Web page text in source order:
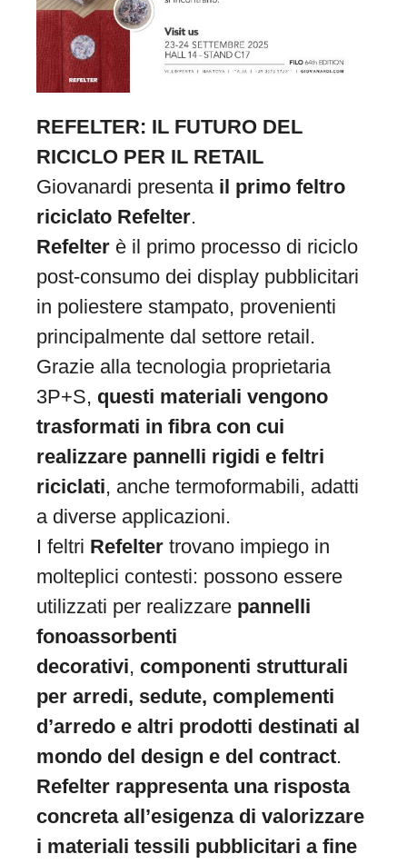
REFELTER: IL FUTURO DEL
RICICLO PER IL RETAIL
Giovanardi presenta il primo feltro
riciclato Refelter.
Refelter è il primo processo di riciclo
post-consumo dei display pubblicitari
in poliestere stampato, provenienti
principalmente dal settore retail.
Grazie alla tecnologia proprietaria
3P+S, questi materiali vengono
trasformati in fibra con cui
realizzare pannelli rigidi e feltri
riciclati, anche termoformabili, adatti
a diverse applicazioni.
I feltri Refelter trovano impiego in
molteplici contesti: possono essere
utilizzati per realizzare pannelli
fonoassorbenti
decorativi, componenti strutturali
per arredi, sedute, complementi
d’arredo e altri prodotti destinati al
mondo del design e del contract.
Refelter rappresenta una risposta
concreta all’esigenza di valorizzare
i materiali tessili pubblicitari a fine